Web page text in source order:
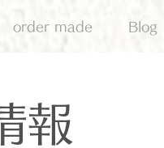
order made Blog
報